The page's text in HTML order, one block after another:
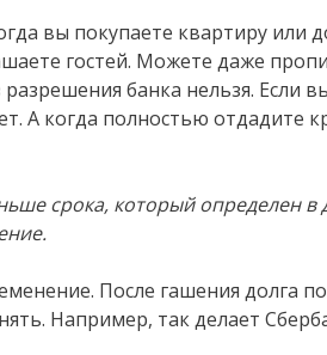
вы покупаете квартиру или
гостей. Можете даже
банка нельзя. Если
А когда полностью отдадите
срока, который определен в
После гашения долга
Например, так делает